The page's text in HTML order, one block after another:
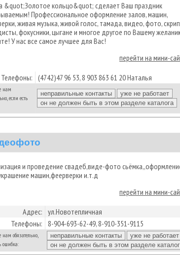
&quot;Золотое кольцо&quot; сделает Ваш праздник
Профессиональное оформление залов, машин,
живая музыка, живой голос, тамада, видео, фото,
фокусники, цыгане и многое другое по Вашему
У нас все самое лучшее для Вас!
перейти на мини-
Телефоны: (4742)47 96 53, 8 903 863 61 20 Наталья
нам
если есть
и проведение свадеб,виде-фото
машин,феерверки и.т.д
перейти на мини-
Адрес: ул.Новотепличная
Телефоны: 8-904-693-62-49, 8-910-351-9115
нам обязательно,
ошибка: